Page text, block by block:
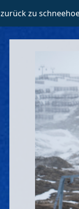
zurück zu